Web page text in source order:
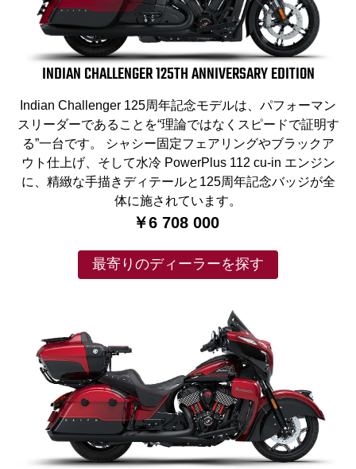
INDIAN CHALLENGER 125TH ANNIVERSARY EDITION
Indian Challenger 125周年記念モデルは、パフォーマン
スリーダーであることを“理論ではなくスピードで証明す
る”一台です。 シャシー固定フェアリングやブラックア
ウト仕上げ、そして水冷 PowerPlus 112 cu-in エンジン
に、精緻な手描きディテールと125周年記念バッジが全
体に施されています。
￥6 708 000
最寄りのディーラーを探す